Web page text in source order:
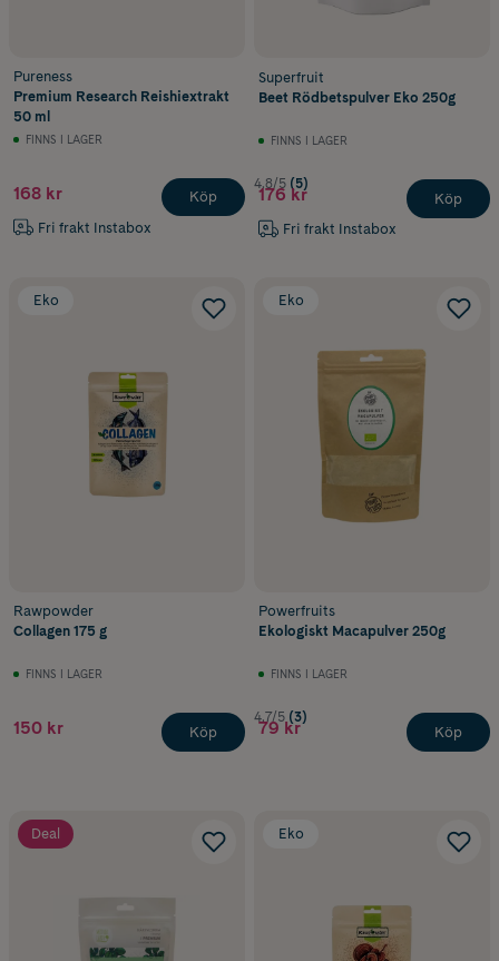
Pureness
Premium Research Reishiextrakt
50 ml
FINNS I LAGER
168 kr
Fri frakt Instabox
Köp
Superfruit
Beet Rödbetspulver Eko 250g
FINNS I LAGER
4.8/5 (5)
176 kr
Fri frakt Instabox
Köp
Eko
Rawpowder
Collagen 175 g
FINNS I LAGER
150 kr Köp
Eko
Powerfruits
Ekologiskt Macapulver 250g
FINNS I LAGER
4.7/5 (3)
79 kr Köp
Deal Eko